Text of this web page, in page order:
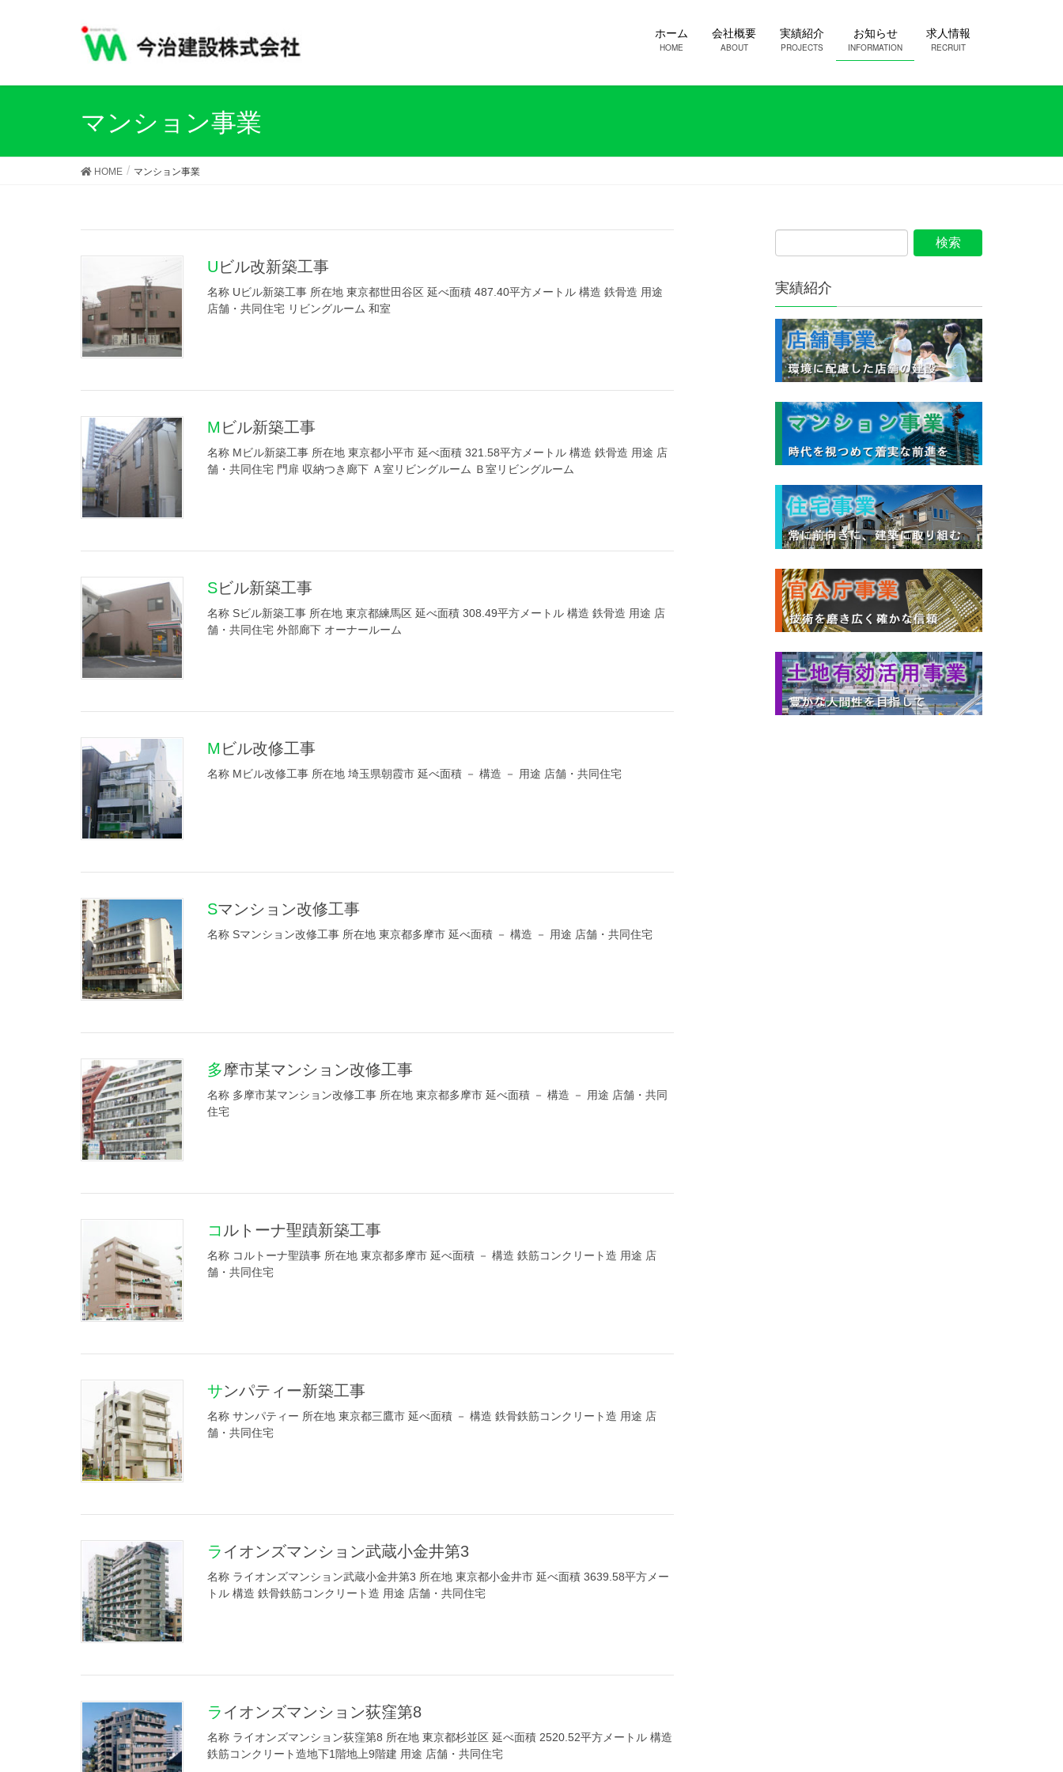
ホーム
HOME
会社概要
ABOUT
実績紹介
PROJECTS
お知らせ
INFORMATION
求人情報
RECRUIT
マンション事業
HOME マンション事業
Uビル改新築工事
名称 Uビル新築工事 所在地 東京都世田谷区 延べ面積 487.40平方メートル 構造 鉄骨造 用途
店舗・共同住宅 リビングルーム 和室
Mビル新築工事
名称 Mビル新築工事 所在地 東京都小平市 延べ面積 321.58平方メートル 構造 鉄骨造 用途 店
舗・共同住宅 門扉 収納つき廊下 Ａ室リビングルーム Ｂ室リビングルーム
Sビル新築工事
名称 Sビル新築工事 所在地 東京都練馬区 延べ面積 308.49平方メートル 構造 鉄骨造 用途 店
舗・共同住宅 外部廊下 オーナールーム
Mビル改修工事
名称 Mビル改修工事 所在地 埼玉県朝霞市 延べ面積 － 構造 － 用途 店舗・共同住宅
Sマンション改修工事
名称 Sマンション改修工事 所在地 東京都多摩市 延べ面積 － 構造 － 用途 店舗・共同住宅
多摩市某マンション改修工事
名称 多摩市某マンション改修工事 所在地 東京都多摩市 延べ面積 － 構造 － 用途 店舗・共同
住宅
コルトーナ聖蹟新築工事
名称 コルトーナ聖蹟事 所在地 東京都多摩市 延べ面積 － 構造 鉄筋コンクリート造 用途 店
舗・共同住宅
サンパティー新築工事
名称 サンパティー 所在地 東京都三鷹市 延べ面積 － 構造 鉄骨鉄筋コンクリート造 用途 店
舗・共同住宅
ライオンズマンション武蔵小金井第3
名称 ライオンズマンション武蔵小金井第3 所在地 東京都小金井市 延べ面積 3639.58平方メー
トル 構造 鉄骨鉄筋コンクリート造 用途 店舗・共同住宅
ライオンズマンション荻窪第8
名称 ライオンズマンション荻窪第8 所在地 東京都杉並区 延べ面積 2520.52平方メートル 構造
鉄筋コンクリート造地下1階地上9階建 用途 店舗・共同住宅
実績紹介